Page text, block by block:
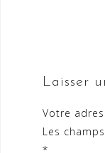
Laisser
Votre
Les
*